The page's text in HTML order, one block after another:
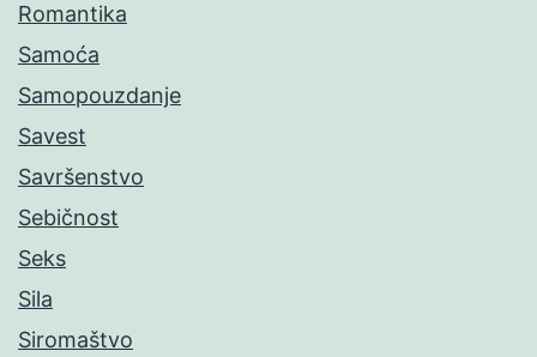
Romantika
Samoća
Samopouzdanje
Savest
Savršenstvo
Sebičnost
Seks
Sila
Siromaštvo